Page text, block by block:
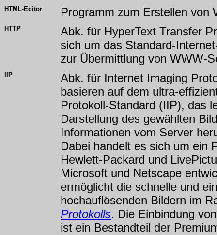
HTML-Editor Programm zum Erstellen von
HTTP
Abk. für HyperText Transfer
sich um das Standard-
zur Übermittlung von WWW-
IIP
Abk. für Internet Imaging
basieren auf dem ultra-
Protokoll-Standard (IIP), das
Darstellung des gewählten
Informationen vom Server
Dabei handelt es sich um ein
Hewlett-Packard und
Microsoft und Netscape
ermöglicht die schnelle und
hochauflösenden Bildern im
Protokolls. Die Einbindung
ist ein Bestandteil der